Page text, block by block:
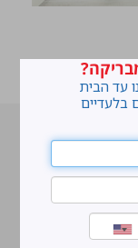
חיוך
הנעליים
מקצועיות לשימוש
עד הבית
בלעדיים